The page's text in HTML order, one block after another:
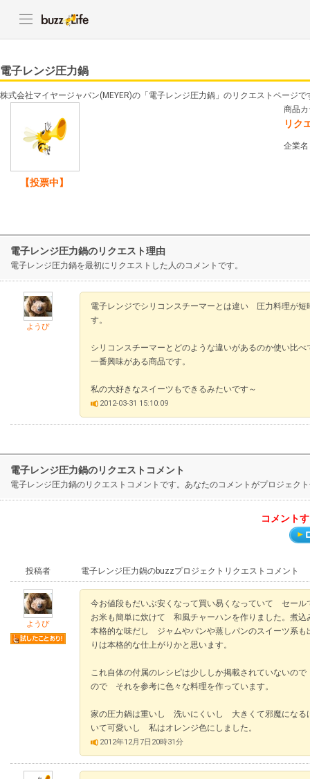
電子レンジ圧力鍋
株式会社マイヤージャパン(MEYER)の「電子レンジ圧力鍋」のリクエストページで
【投票中】
商品
リク
企業
電子レンジ圧力鍋のリクエスト理由
電子レンジ圧力鍋を最初にリクエストした人のコメントです。
ようぴ
電子レンジでシリコンスチーマーとは違い 圧力料理が
す。
シリコンスチーマーとどのような違いがあるのか使い
一番興味がある商品です。
私の大好きなスイーツもできるみたいです～
2012-03-31 15:10:09
電子レンジ圧力鍋のリクエストコメント
電子レンジ圧力鍋のリクエストコメントです。あなたのコメントがプロジェク
コメント
投稿者 電子レンジ圧力鍋のbuzzプロジェクトリクエストコメント
ようぴ
今お値段もだいぶ安くなって買い易くなっていて セール
お米も簡単に炊けて 和風チャーハンを作りました。煮
本格的な味だし ジャムやパンや蒸しパンのスイーツ系
りは本格的な仕上がりかと思います。
これ自体の付属のレシピは少ししか掲載されていないの
ので それを参考に色々な料理を作っています。
家の圧力鍋は重いし 洗いにくいし 大きくて邪魔にな
いて可愛いし 私はオレンジ色にしました。
2012年12月7日20時31分